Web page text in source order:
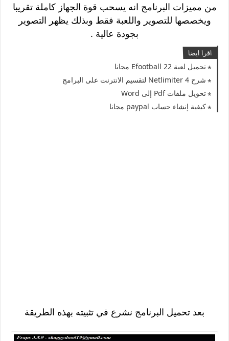
من مميزات البرنامج انه يسحب قوة الجهاز كاملة تقريبا
ويخصصها للتصوير واللعبة فقط وبذلك يظهر التصوير
بجودة عالية .
اقرا ايضا
تحميل لعبة Efootball 22 مجانا
شرح Netlimiter 4 لتقسيم الانترنت على البرامج
تحويل ملفات Pdf إلى Word
كيفية إنشاء حساب paypal مجانا
بعد تحميل البرنامج نشرع في تثبيته بهذه الطريقة